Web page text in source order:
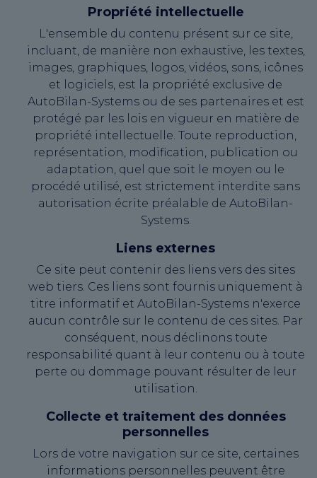
Propriété intellectuelle
L'ensemble du contenu présent sur ce site,
incluant, de manière non exhaustive, les textes,
images, graphiques, logos, vidéos, sons, icônes
et logiciels, est la propriété exclusive de
AutoBilan-Systems ou de ses partenaires et est
protégé par les lois en vigueur en matière de
propriété intellectuelle. Toute reproduction,
représentation, modification, publication ou
adaptation, quel que soit le moyen ou le
procédé utilisé, est strictement interdite sans
autorisation écrite préalable de AutoBilan-
Systems.
Liens externes
Ce site peut contenir des liens vers des sites
web tiers. Ces liens sont fournis uniquement à
titre informatif et AutoBilan-Systems n'exerce
aucun contrôle sur le contenu de ces sites. Par
conséquent, nous déclinons toute
responsabilité quant à leur contenu ou à toute
perte ou dommage pouvant résulter de leur
utilisation.
Collecte et traitement des données
personnelles
Lors de votre navigation sur ce site, certaines
informations personnelles peuvent être